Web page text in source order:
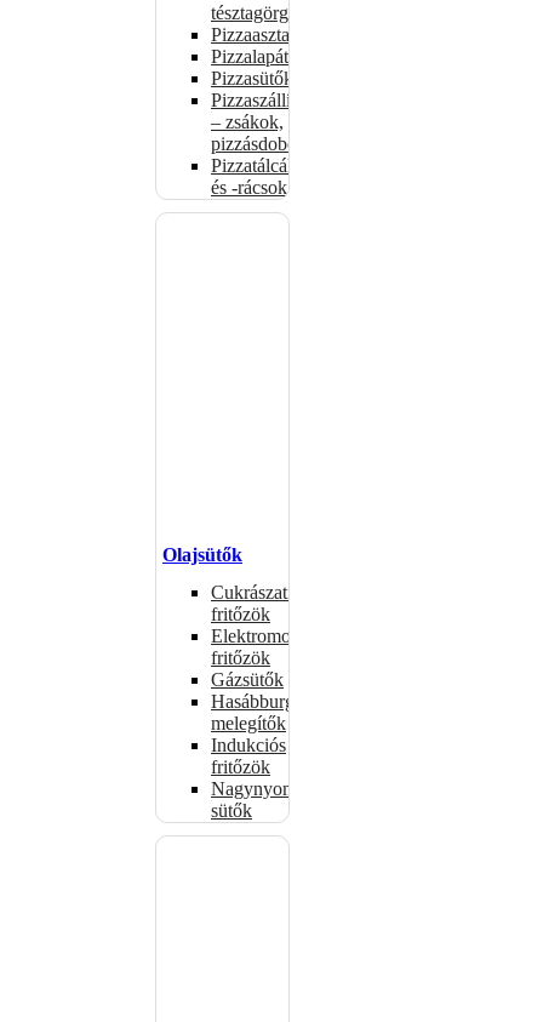
tésztagörgők
Pizzaasztalok
Pizzalapátok
Pizzasütők
Pizzaszállítás
– zsákok,
pizzásdobozok
Pizzatálcák
és -rácsok
Olajsütők
Cukrászati
fritőzök
Elektromos
fritőzök
Gázsütők
Hasábburgonya
melegítők
Indukciós
fritőzök
Nagynyomású
sütők